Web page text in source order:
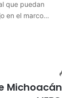
que puedan
en el marco…
Michoacán